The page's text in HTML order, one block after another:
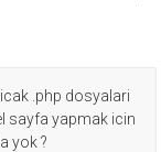
.php dosyalari
sayfa yapmak icin
yok ?